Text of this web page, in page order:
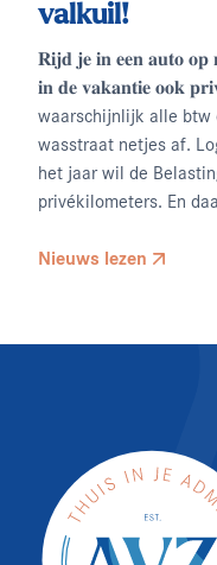
valkuil!
𝐑𝐢𝐣𝐝 𝐣𝐞 𝐢𝐧 𝐞𝐞𝐧 𝐚𝐮𝐭𝐨
𝐢𝐧 𝐝𝐞 𝐯𝐚𝐤𝐚𝐧𝐭𝐢𝐞 𝐨𝐨𝐤
waarschijnlijk alle btw
wasstraat netjes af.
het jaar wil de
privékilometers. En
Nieuws lezen